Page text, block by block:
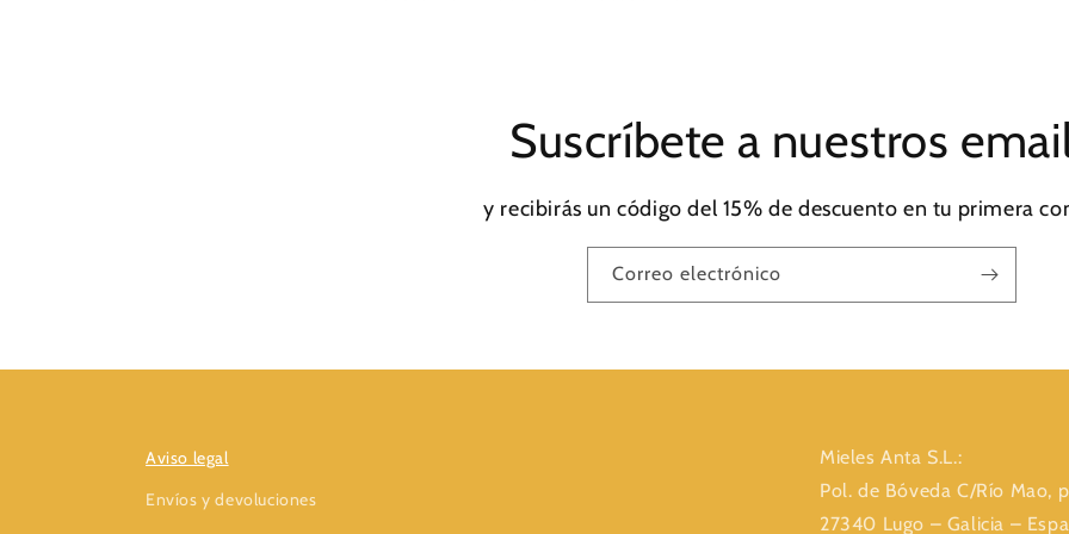
Suscríbete a nuestros
y recibirás un código del 15% de descuento en tu primera
Correo electrónico
Aviso legal
Envíos y devoluciones
Mieles Anta S.L.:
Pol. de Bóveda C/Río Mao,
27340 Lugo – Galicia –